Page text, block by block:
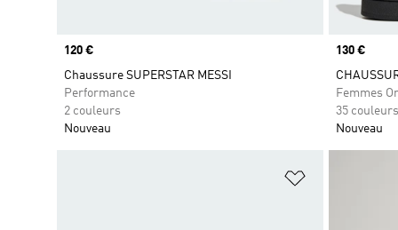
Prix
120 €
Chaussure SUPERSTAR MESSI
Performance
2 couleurs
Nouveau
Prix
130 €
Femmes
35 couleurs
Nouveau